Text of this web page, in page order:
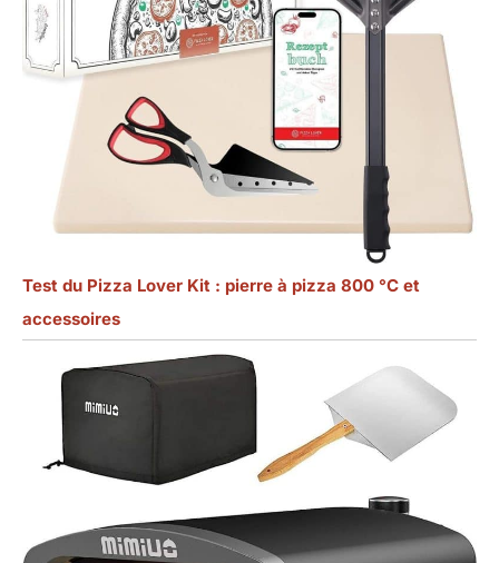
Test du Pizza Lover Kit : pierre à pizza 800 °C et
accessoires